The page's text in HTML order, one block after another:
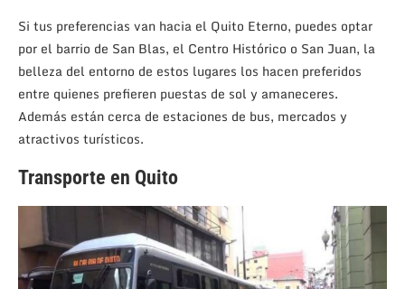
Si tus preferencias van hacia el Quito Eterno, puedes optar
por el barrio de San Blas, el Centro Histórico o San Juan, la
belleza del entorno de estos lugares los hacen preferidos
entre quienes prefieren puestas de sol y amaneceres.
Además están cerca de estaciones de bus, mercados y
atractivos turísticos.
Transporte en Quito